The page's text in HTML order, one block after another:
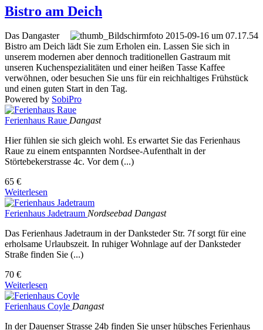
Bistro am Deich
Das Dangaster
Bistro am Deich lädt Sie zum Erholen ein. Lassen Sie sich in
unserem modernen aber dennoch traditionellen Gastraum mit
unseren Kuchenspezialitäten und einer heißen Tasse Kaffee
verwöhnen, oder besuchen Sie uns für ein reichhaltiges Frühstück
und einen guten Start in den Tag.
Powered by SobiPro
Ferienhaus Raue Dangast
Hier fühlen sie sich gleich wohl. Es erwartet Sie das Ferienhaus
Raue zu einem entspannten Nordsee-Aufenthalt in der
Störtebekerstrasse 4c. Vor dem (...)
65 €
Weiterlesen
Ferienhaus Jadetraum Nordseebad Dangast
Das Ferienhaus Jadetraum in der Danksteder Str. 7f sorgt für eine
erholsame Urlaubszeit. In ruhiger Wohnlage auf der Danksteder
Straße finden Sie (...)
70 €
Weiterlesen
Ferienhaus Coyle Dangast
In der Dauenser Strasse 24b finden Sie unser hübsches Ferienhaus